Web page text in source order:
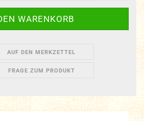
AUF DEN MERKZETTEL
FRAGE ZUM PRODUKT